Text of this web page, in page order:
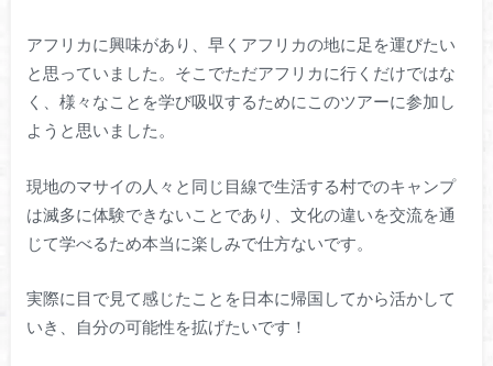
アフリカに興味があり、早くアフリカの地に足を運びたい
と思っていました。そこでただアフリカに行くだけではな
く、様々なことを学び吸収するためにこのツアーに参加し
ようと思いました。
現地のマサイの人々と同じ目線で生活する村でのキャンプ
は滅多に体験できないことであり、文化の違いを交流を通
じて学べるため本当に楽しみで仕方ないです。
実際に目で見て感じたことを日本に帰国してから活かして
いき、自分の可能性を拡げたいです！